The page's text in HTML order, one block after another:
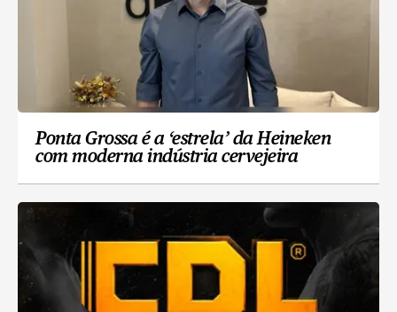
Ponta Grossa é a ‘estrela’ da Heineken
com moderna indústria cervejeira